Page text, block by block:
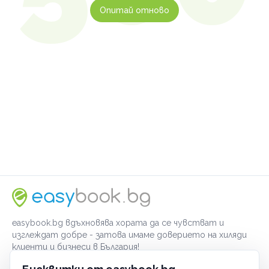
Опитай отново
easybook.bg вдъхновява хората да се чувстват и
изглеждат добре - затова имаме доверието на хиляди
клиенти и бизнеси в България!